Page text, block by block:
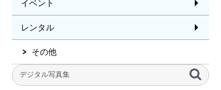
イベント
レンタル
その他